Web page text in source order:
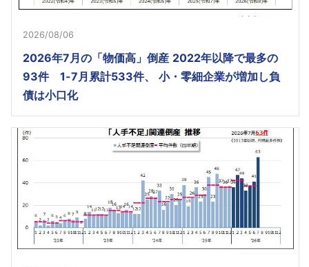
2026/08/06
2026年7月の「物価高」倒産 2022年以降で最多の
93件 1-7月累計533件、 小・零細企業が増加し負
債は小口化